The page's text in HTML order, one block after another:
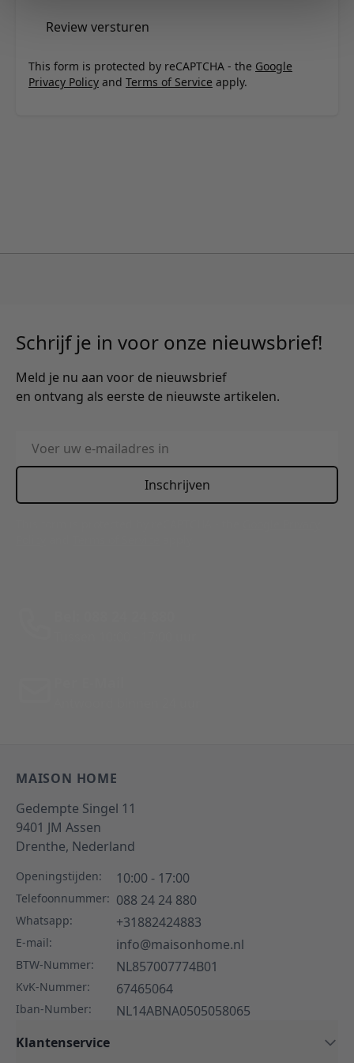
Review versturen
This form is protected by reCAPTCHA - the Google
Privacy Policy and Terms of Service apply.
Schrijf je in voor onze nieuwsbrief!
Meld je nu aan voor de nieuwsbrief
en ontvang als eerste de nieuwste artikelen.
E-mailadres
Inschrijven
MAISON HOME
Gedempte Singel 11
9401 JM Assen
Drenthe, Nederland
Openingstijden: 10:00 - 17:00
Telefoonnummer: 088 24 24 880
Whatsapp: +31882424883
E-mail: info@maisonhome.nl
BTW-Nummer: NL857007774B01
KvK-Nummer: 67465064
Iban-Number:
NL14ABNA0505058065
Klantenservice